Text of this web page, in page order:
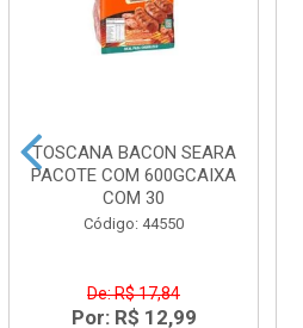
TOSCANA BACON SEARA
PACOTE COM 600GCAIXA
COM 30
Código: 44550
De: R$ 17,84
Por: R$ 12,99